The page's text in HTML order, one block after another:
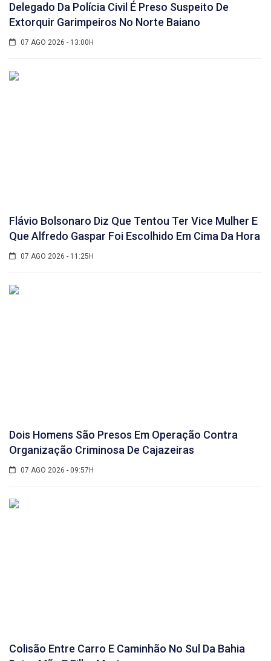
Delegado Da Polícia Civil É Preso Suspeito De
Extorquir Garimpeiros No Norte Baiano
07 AGO 2026 - 13:00H
Flávio Bolsonaro Diz Que Tentou Ter Vice Mulher E
Que Alfredo Gaspar Foi Escolhido Em Cima Da Hora
07 AGO 2026 - 11:25H
Dois Homens São Presos Em Operação Contra
Organização Criminosa De Cajazeiras
07 AGO 2026 - 09:57H
Colisão Entre Carro E Caminhão No Sul Da Bahia